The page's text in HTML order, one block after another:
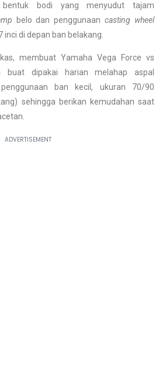
bodi yang menyudut tajam
belo dan penggunaancasting wheel
di depan ban belakang.
membuat Yamaha Vega Force vs
buat dipakai harian melahap aspal
ban kecil, ukuran 70/90
sehingga berikan kemudahan saat